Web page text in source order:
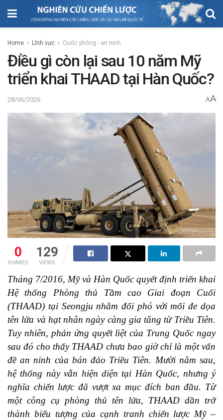
Home Lĩnh vực Quốc phòng - an ninh
Điều gì còn lại sau 10 năm Mỹ
triển khai THAAD tại Hàn Quốc?
28/06/2026 AA
0
SHARES
129
VIEWS
Tháng 7/2016, Mỹ và Hàn Quốc quyết định triển khai
Hệ thống Phòng thủ Tầm cao Giai đoạn Cuối
(THAAD) tại Seongju nhằm đối phó với mối đe dọa
tên lửa và hạt nhân ngày càng gia tăng từ Triều Tiên.
Tuy nhiên, phản ứng quyết liệt của Trung Quốc ngay
sau đó cho thấy THAAD chưa bao giờ chỉ là một vấn
đề an ninh của bán đảo Triều Tiên. Mười năm sau,
hệ thống này vẫn hiện diện tại Hàn Quốc, nhưng ý
nghĩa chiến lược đã vượt xa mục đích ban đầu. Từ
một công cụ phòng thủ tên lửa, THAAD dần trở
thành biểu tượng của cạnh tranh chiến lược Mỹ –